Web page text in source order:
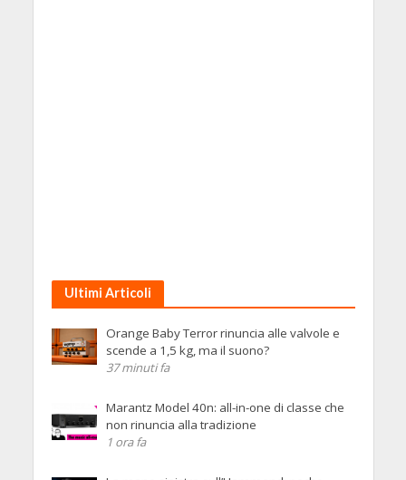
Ultimi Articoli
Orange Baby Terror rinuncia alle valvole e
scende a 1,5 kg, ma il suono?
37 minuti fa
Marantz Model 40n: all-in-one di classe che
non rinuncia alla tradizione
1 ora fa